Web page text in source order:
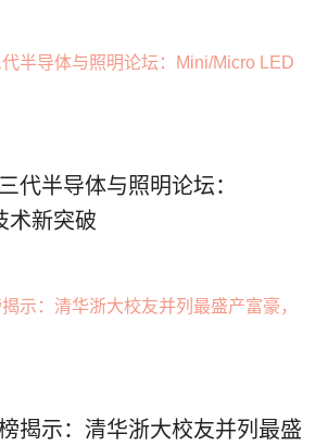
代半导体与照明论坛：
术新突破
揭示：清华浙大校友并列最盛